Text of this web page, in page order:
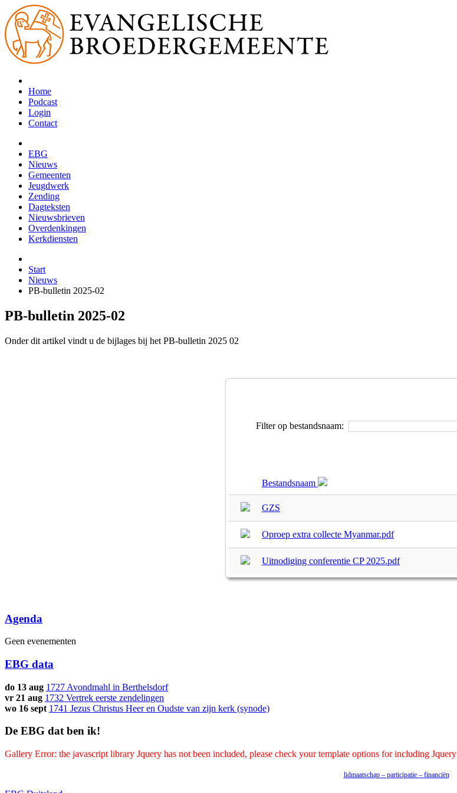
Home
Podcast
Login
Contact
EBG
Nieuws
Gemeenten
Jeugdwerk
Zending
Dagteksten
Nieuwsbrieven
Overdenkingen
Kerkdiensten
Start
Nieuws
PB-bulletin 2025-02
PB-bulletin 2025-02
Onder dit artikel vindt u de bijlages bij het PB-bulletin 2025 02
Filter op bestandsnaam:
Bestandsnaam
GZS
Oproep extra collecte Myanmar.pdf
Uitnodiging conferentie CP 2025.pdf
Agenda
Geen evenementen
EBG data
do 13 aug 1727 Avondmahl in Berthelsdorf
vr 21 aug 1732 Vertrek eerste zendelingen
wo 16 sept 1741 Jezus Christus Heer en Oudste van zijn kerk (synode)
De EBG dat ben ik!
Gallery Error: the javascript library Jquery has not been included, please check your template options for including Jquery
lidmaatschap – participatie – financiën